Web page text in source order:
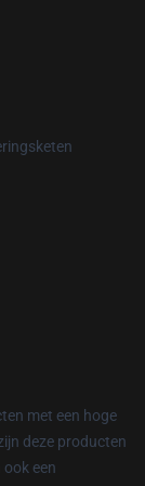
met een hoge
deze producten
een